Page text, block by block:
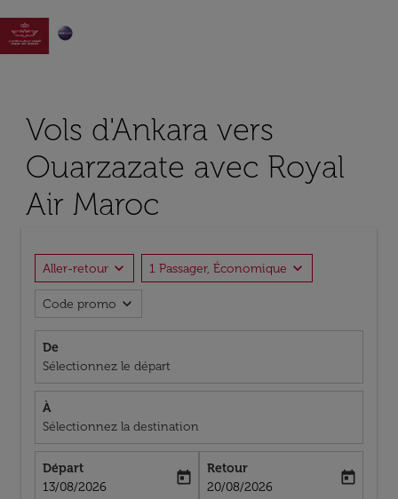

Vols d'Ankara vers
Ouarzazate avec Royal
Air Maroc
Aller-retour expand_more 1 Passager, Économique expand_more
Code promo expand_more
De
Sélectionnez le départ
À
Sélectionnez la destination
Départ
fc-booking-departure-date-aria-label
13/08/2026
today
Retour
fc-booking-return-date-aria-label
20/08/2026
today